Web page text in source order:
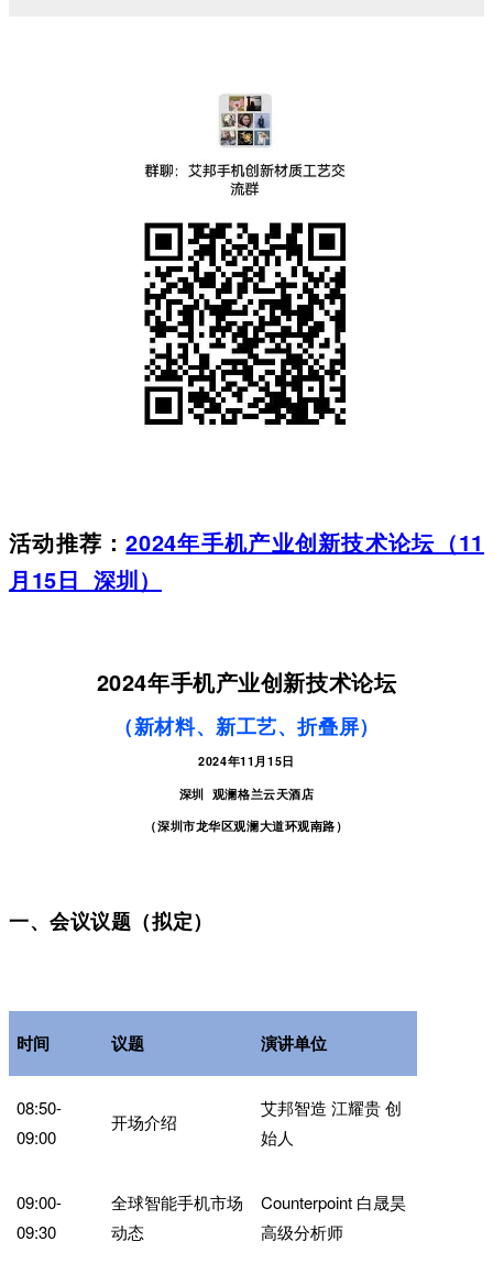
活动推荐：2024年手机产业创新技术论坛（11
月15日 深圳）
2024年手机产业创新技术论坛
（新材料、新工艺、折叠屏）
2024年11月15日
深圳 观澜格兰云天酒店
（深圳市龙华区观澜大道环观南路）
一、会议议题（拟定）
时间 议题 演讲单位
08:50-
09:00
开场介绍
艾邦智造 江耀贵 创
始人
09:00-
09:30
全球智能手机市场
动态
Counterpoint 白晟昊
高级分析师